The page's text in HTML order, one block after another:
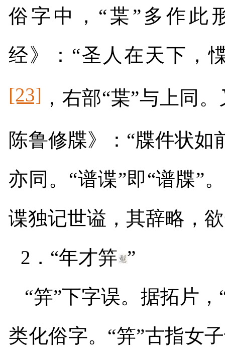
俗字中，“枼”多作此
经》： “圣人在天下，
[23] ，右部“枼”与上同。
陈鲁修牒》：“牒件状如
亦同。“谱谍”即“谱牒”
谍独记世谥，其辞略，
2 ．“年才笄 ”
“笄”下字误。据拓片，
类化俗字。“笄”古指女